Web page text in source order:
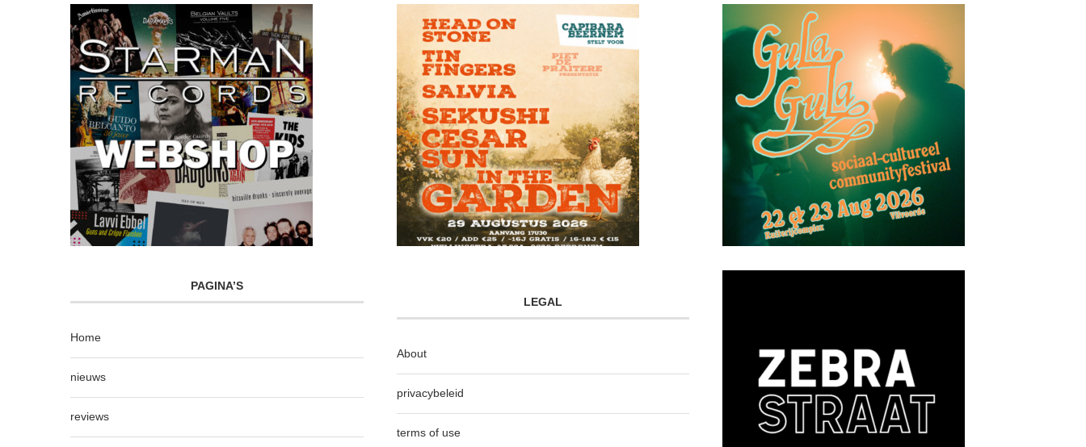
PAGINA’S
Home
nieuws
reviews
LEGAL
About
privacybeleid
terms of use